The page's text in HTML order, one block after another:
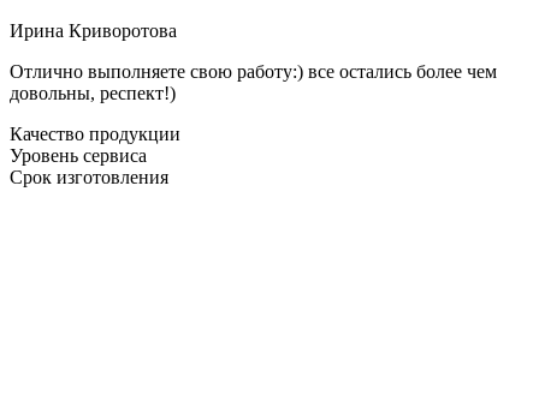
Ирина Криворотова
Отлично выполняете свою работу:) все остались более чем
довольны, респект!)
Качество продукции
Уровень сервиса
Срок изготовления